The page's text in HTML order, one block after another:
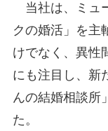
当社は、ミュ
クの婚活」を主
けでなく、異性
にも注目し、新
んの結婚相談所
た。